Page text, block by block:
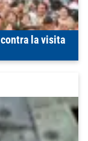
la visita